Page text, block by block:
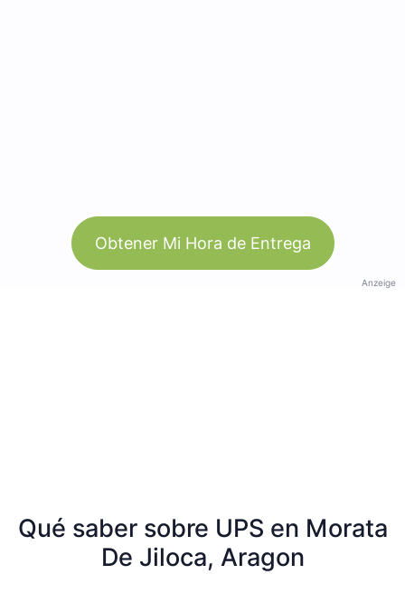
Obtener Mi Hora de Entrega
Anzeige
Qué saber sobre UPS en Morata
De Jiloca, Aragon